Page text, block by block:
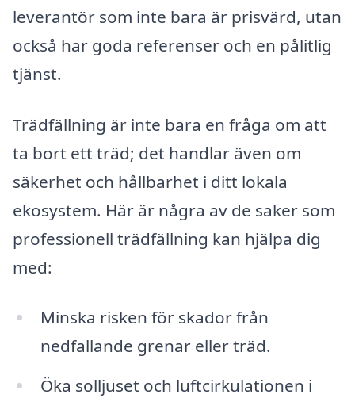
leverantör som inte bara är prisvärd, utan
också har goda referenser och en pålitlig
tjänst.
Trädfällning är inte bara en fråga om att
ta bort ett träd; det handlar även om
säkerhet och hållbarhet i ditt lokala
ekosystem. Här är några av de saker som
professionell trädfällning kan hjälpa dig
med:
Minska risken för skador från
nedfallande grenar eller träd.
Öka solljuset och luftcirkulationen i